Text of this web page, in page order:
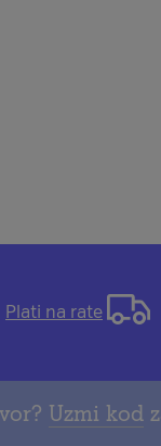
Otvorit
modal
s
informacijama
Plati na rate
Uzmi kod